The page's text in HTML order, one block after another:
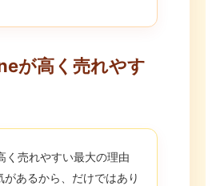
が高く売れやす
く売れやすい最大の理由
があるから、だけではあり